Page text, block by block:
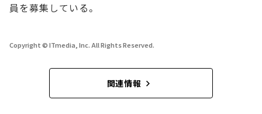
員を募集している。
Copyright © ITmedia, Inc. All Rights Reserved.
関連情報